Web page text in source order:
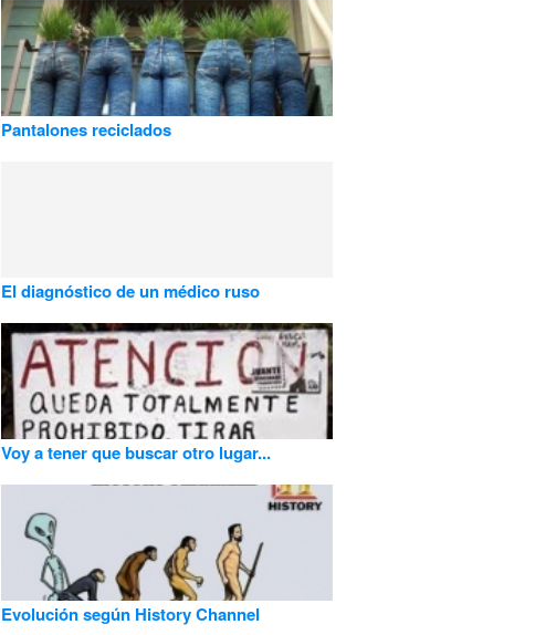
Pantalones reciclados
El diagnóstico de un médico ruso
Voy a tener que buscar otro lugar...
Evolución según History Channel